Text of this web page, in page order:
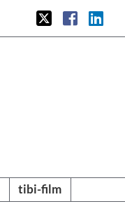
tibi-film